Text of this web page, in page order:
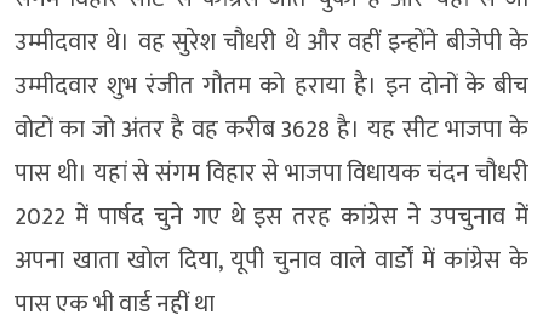
उम्मीदवार थे। वह सुरेश चौधरी थे और वहीं इन्होंने बीजेपी के
उम्मीदवार शुभ रंजीत गौतम को हराया है। इन दोनों के बीच
वोटों का जो अंतर है वह करीब 3628 है। यह सीट भाजपा के
पास थी। यहां से संगम विहार से भाजपा विधायक चंदन चौधरी
2022 में पार्षद चुने गए थे इस तरह कांग्रेस ने उपचुनाव में
अपना खाता खोल दिया, यूपी चुनाव वाले वार्डों में कांग्रेस के
पास एक भी वार्ड नहीं था